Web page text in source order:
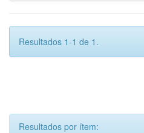
Resultados 1-1 de 1.
Resultados por ítem: